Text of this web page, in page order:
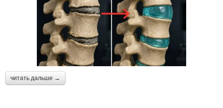
читать дальше →